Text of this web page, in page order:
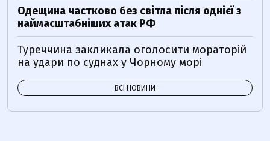
Одещина частково без світла після однієї з
наймасштабніших атак РФ
Туреччина закликала оголосити мораторій
на удари по суднах у Чорному морі
ВСІ НОВИНИ